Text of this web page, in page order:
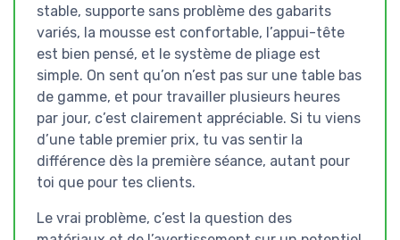
stable, supporte sans problème des gabarits
variés, la mousse est confortable, l’appui-tête
est bien pensé, et le système de pliage est
simple. On sent qu’on n’est pas sur une table bas
de gamme, et pour travailler plusieurs heures
par jour, c’est clairement appréciable. Si tu viens
d’une table premier prix, tu vas sentir la
différence dès la première séance, autant pour
toi que pour tes clients.
Le vrai problème, c’est la question des